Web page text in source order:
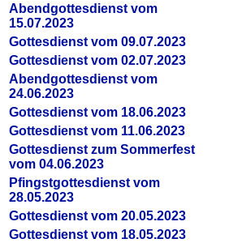
Abendgottesdienst vom
15.07.2023
Gottesdienst vom 09.07.2023
Gottesdienst vom 02.07.2023
Abendgottesdienst vom
24.06.2023
Gottesdienst vom 18.06.2023
Gottesdienst vom 11.06.2023
Gottesdienst zum Sommerfest
vom 04.06.2023
Pfingstgottesdienst vom
28.05.2023
Gottesdienst vom 20.05.2023
Gottesdienst vom 18.05.2023